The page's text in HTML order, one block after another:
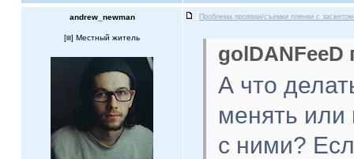
andrew_newman Проблема проявки/съемки пленки с
[ ] Местный житель
golDANFeeD
А что
менять или
с ними?